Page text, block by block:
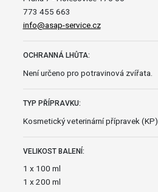
773 455 663
info@asap-service.cz
OCHRANNÁ LHŮTA:
Není určeno pro potravinová zvířata.
TYP PŘÍPRAVKU:
Kosmetický veterinární přípravek (KP)
VELIKOST BALENÍ:
1 x 100 ml
1 x 200 ml